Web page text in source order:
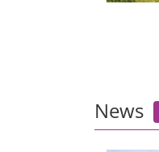
News